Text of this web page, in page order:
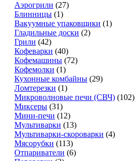
Аэрогрили (27)
Блинницы (1)
Вакуумные упаковщики (1)
Гладильные доски (2)
Грили (42)
Кофеварки (40)
Кофемашины (72)
Кофемолки (1)
Кухонные комбайны (29)
Ломтерезки (1)
Микроволновые печи (СВЧ) (102)
Миксеры (31)
Мини-печи (12)
Мультиварки (13)
Мультиварки-скороварки (4)
Мясорубки (113)
Отпариватели (6)